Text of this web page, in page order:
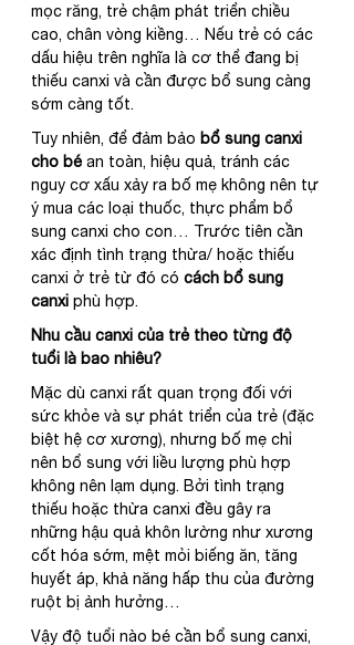
mọc răng, trẻ chậm phát triển chiều
cao, chân vòng kiềng… Nếu trẻ có các
dấu hiệu trên nghĩa là cơ thể đang bị
thiếu canxi và cần được bổ sung càng
sớm càng tốt.
Tuy nhiên, để đảm bảo bổ sung canxi
cho bé an toàn, hiệu quả, tránh các
nguy cơ xấu xảy ra bố mẹ không nên tự
ý mua các loại thuốc, thực phẩm bổ
sung canxi cho con… Trước tiên cần
xác định tình trạng thừa/ hoặc thiếu
canxi ở trẻ từ đó có cách bổ sung
canxi phù hợp.
Nhu cầu canxi của trẻ theo từng độ
tuổi là bao nhiêu?
Mặc dù canxi rất quan trọng đối với
sức khỏe và sự phát triển của trẻ (đặc
biệt hệ cơ xương), nhưng bố mẹ chỉ
nên bổ sung với liều lượng phù hợp
không nên lạm dụng. Bởi tình trạng
thiếu hoặc thừa canxi đều gây ra
những hậu quả khôn lường như xương
cốt hóa sớm, mệt mỏi biếng ăn, tăng
huyết áp, khả năng hấp thu của đường
ruột bị ảnh hưởng…
Vậy độ tuổi nào bé cần bổ sung canxi,